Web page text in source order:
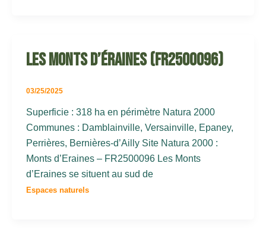
Les Monts d’Éraines (FR2500096)
03/25/2025
Superficie : 318 ha en périmètre Natura 2000
Communes : Damblainville, Versainville, Epaney,
Perrières, Bernières-d’Ailly Site Natura 2000 :
Monts d’Eraines – FR2500096 Les Monts
d’Eraines se situent au sud de
Espaces naturels